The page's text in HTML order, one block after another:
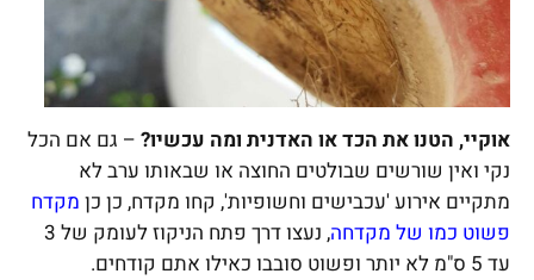
אוקיי, הטנו את הכד או האדנית ומה עכשיו? – גם אם הכל
נקי ואין שורשים שבולטים החוצה או שבאותו ערב לא
מתקיים אירוע 'עכבישים וחשופיות', קחו מקדח, כן כן מקדח
פשוט כמו של מקדחה
, נעצו דרך פתח הניקוז לעומק של 3
עד 5 ס"מ לא יותר ופשוט סובבו כאילו אתם קודחים.